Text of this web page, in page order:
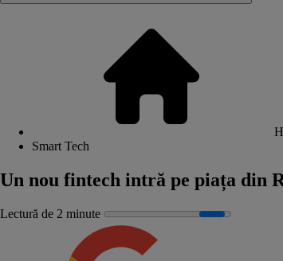
Smart Tech
Un nou fintech intră pe piața din
Lectură de 2 minute